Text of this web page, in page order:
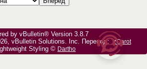
by vBulletin® Version 3.8.7
vBulletin Solutions, Inc. Перевод: zCarot
Styling © Dartho